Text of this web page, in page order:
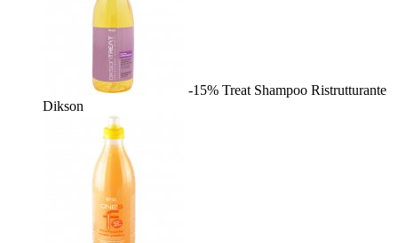
-15% Treat Shampoo Ristrutturante
Dikson